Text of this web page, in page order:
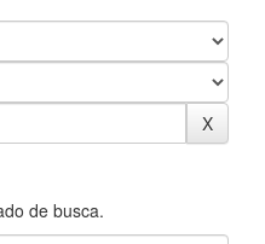
de busca.